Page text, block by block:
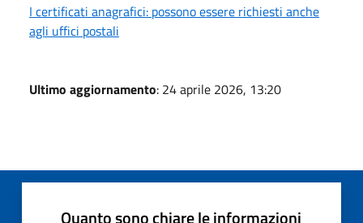
I certificati anagrafici: possono essere richiesti anche
agli uffici postali
Ultimo aggiornamento: 24 aprile 2026, 13:20
Quanto sono chiare le informazioni